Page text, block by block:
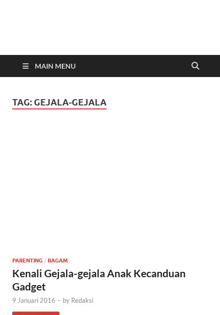
MAIN MENU
TAG: GEJALA-GEJALA
PARENTING / RAGAM
Kenali Gejala-gejala Anak Kecanduan
Gadget
9 Januari 2016 - by Redaksi